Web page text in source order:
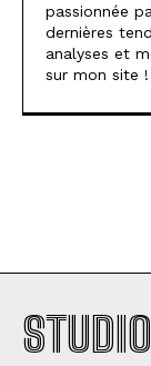
passionnée
dernières
analyses et
sur mon site !